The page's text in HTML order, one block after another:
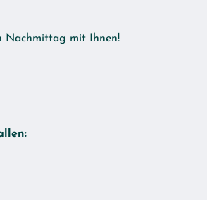
Nachmittag mit Ihnen!